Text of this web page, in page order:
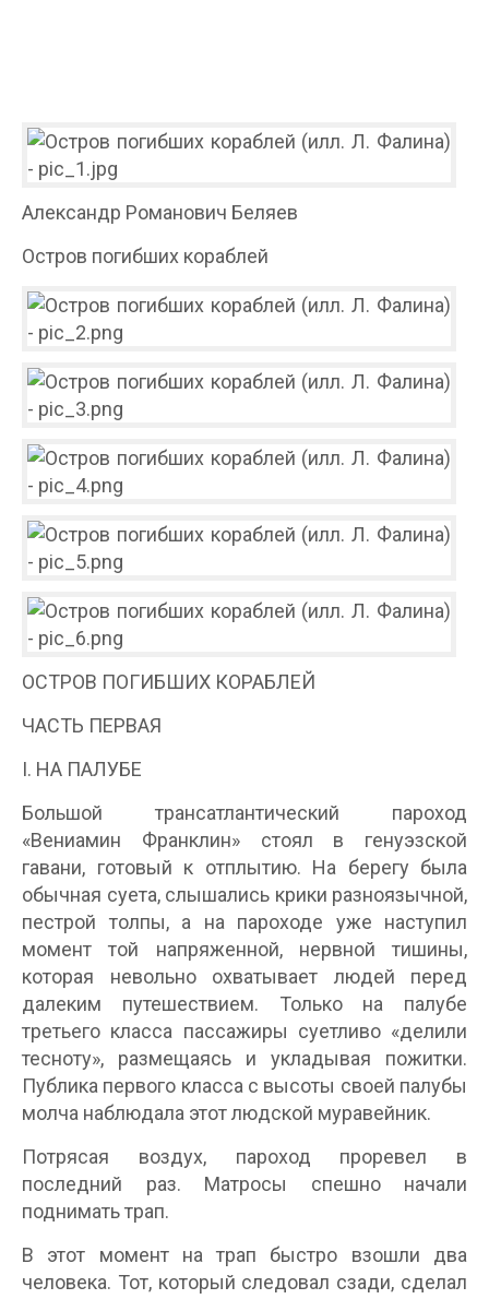
Александр Романович Беляев
Остров погибших кораблей
ОСТРОВ ПОГИБШИХ КОРАБЛЕЙ
ЧАСТЬ ПЕРВАЯ
I. НА ПАЛУБЕ
Большой трансатлантический пароход
«Вениамин Франклин» стоял в генуэзской
гавани, готовый к отплытию. На берегу была
обычная суета, слышались крики разноязычной,
пестрой толпы, а на пароходе уже наступил
момент той напряженной, нервной тишины,
которая невольно охватывает людей перед
далеким путешествием. Только на палубе
третьего класса пассажиры суетливо «делили
тесноту», размещаясь и укладывая пожитки.
Публика первого класса с высоты своей палубы
молча наблюдала этот людской муравейник.
Потрясая воздух, пароход проревел в
последний раз. Матросы спешно начали
поднимать трап.
В этот момент на трап быстро взошли два
человека. Тот, который следовал сзади, сделал